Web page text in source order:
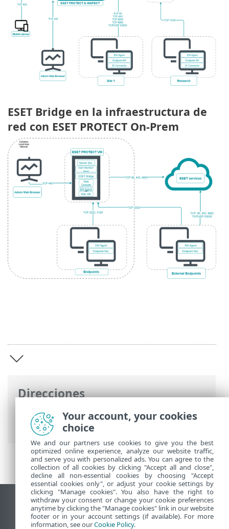
Direcciones
Ayuda en línea de ESET> ESET Bridge>
ESET Bridge introducción
ESET Bridge en la infraestructura de
red con ESET PROTECT On-Prem
Ver sitio para ordenador
End of Life
Your account, your cookies
choice
We and our partners use cookies to give you the best
optimized online experience, analyze our website traffic,
and serve you with personalized ads. You can agree to the
collection of all cookies by clicking "Accept all and close",
decline all non-essential cookies by choosing "Accept
essential cookies only", or adjust your cookie settings by
clicking "Manage cookies". You also have the right to
withdraw your consent or change your cookie preferences
anytime by clicking the "Manage cookies" link in our website
footer or in your account settings (if available). For more
information, see ourCookie Policy.